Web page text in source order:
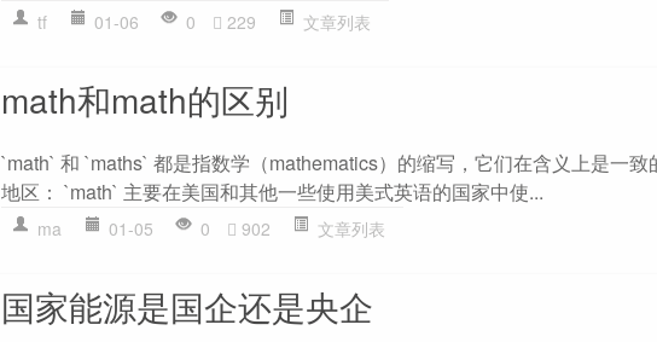
tf 01-06 0 229 文章列表
math和math的区别
`math` 和 `maths` 都是指数学（mathematics）的缩写，它们在含义上是一
地区： `math` 主要在美国和其他一些使用美式英语的国家中使...
ma 01-05 0 902 文章列表
国家能源是国企还是央企